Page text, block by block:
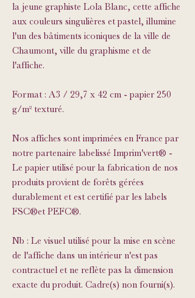
la jeune graphiste Lola Blanc, cette affiche
aux couleurs singulières et pastel, illumine
l'un des bâtiments iconiques de la ville de
Chaumont, ville du graphisme et de
l'affiche.
Format : A3 / 29,7 x 42 cm - papier 250
g/m² texturé.
Nos affiches sont imprimées en France par
notre partenaire labelissé Imprim'vert® -
Le papier utilisé pour la fabrication de nos
produits provient de forêts gérées
durablement et est certifié par les labels
FSC®et PEFC®.
Nb : Le visuel utilisé pour la mise en scène
de l'affiche dans un intérieur n'est pas
contractuel et ne reflète pas la dimension
exacte du produit. Cadre(s) non fourni(s).